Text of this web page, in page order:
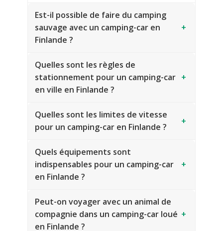
Est-il possible de faire du camping
sauvage avec un camping-car en
Finlande ?
+
Quelles sont les règles de
stationnement pour un camping-car
en ville en Finlande ?
+
Quelles sont les limites de vitesse
pour un camping-car en Finlande ?
+
Quels équipements sont
indispensables pour un camping-car
en Finlande ?
+
Peut-on voyager avec un animal de
compagnie dans un camping-car loué
en Finlande ?
+